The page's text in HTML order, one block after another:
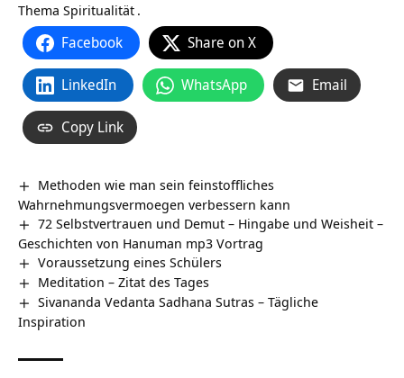
Thema Spiritualität .
Facebook Share on X
LinkedIn WhatsApp Email
Copy Link
Methoden wie man sein feinstoffliches
Wahrnehmungsvermoegen verbessern kann
72 Selbstvertrauen und Demut – Hingabe und Weisheit –
Geschichten von Hanuman mp3 Vortrag
Voraussetzung eines Schülers
Meditation – Zitat des Tages
Sivananda Vedanta Sadhana Sutras – Tägliche
Inspiration